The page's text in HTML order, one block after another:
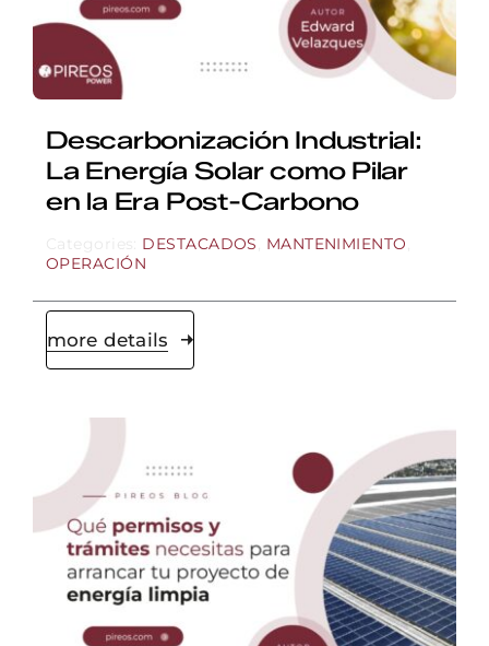
Descarbonización Industrial:
La Energía Solar como Pilar
en la Era Post-Carbono
DESTACADOS MANTENIMIENTO
OPERACIÓN
more details